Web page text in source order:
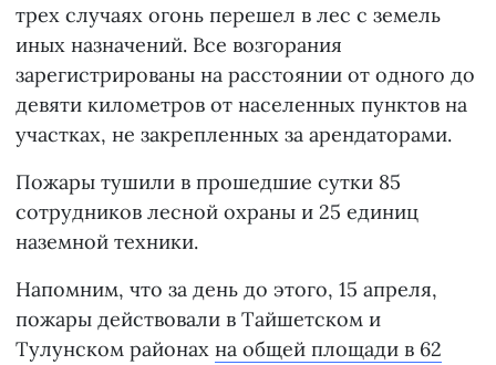
трех случаях огонь перешел в лес с земель
иных назначений. Все возгорания
зарегистрированы на расстоянии от одного до
девяти километров от населенных пунктов на
участках, не закрепленных за арендаторами.
Пожары тушили в прошедшие сутки 85
сотрудников лесной охраны и 25 единиц
наземной техники.
Напомним, что за день до этого, 15 апреля,
пожары действовали в Тайшетском и
Тулунском районах на общей площади в 62